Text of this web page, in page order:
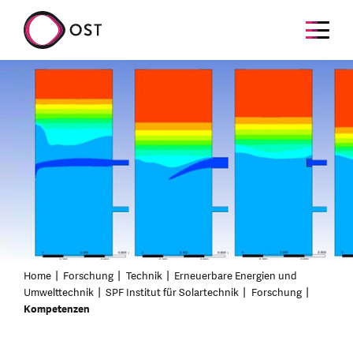
Home Forschung Technik
Erneuerbare Energien und
Umwelttechnik
SPF Institut für Solartechnik
Forschung
Kompetenzen